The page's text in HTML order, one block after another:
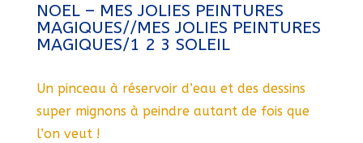
NOEL – MES JOLIES PEINTURES
MAGIQUES//MES JOLIES PEINTURES
MAGIQUES/1 2 3 SOLEIL
Un pinceau à réservoir d’eau et des dessins
super mignons à peindre autant de fois que
l’on veut !